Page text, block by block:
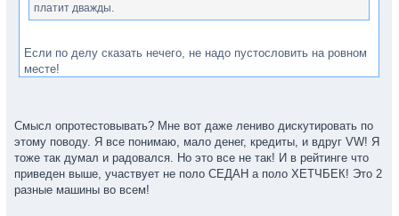
платит дважды.
Если по делу сказать нечего, не надо пустословить на ровном
месте!
Смысл опротестовывать? Мне вот даже лениво дискутировать по
этому поводу. Я все понимаю, мало денег, кредиты, и вдруг VW! Я
тоже так думал и радовался. Но это все не так! И в рейтинге что
приведен выше, участвует не поло СЕДАН а поло ХЕТЧБЕК! Это 2
разные машины во всем!